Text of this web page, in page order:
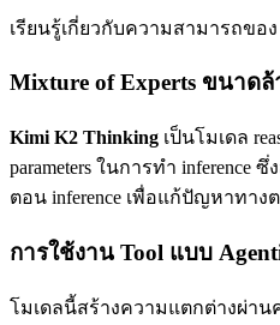
เรียนรู้เกี่ยวกับความสามารถข
Mixture of Experts ขนาดล้
Kimi K2 Thinking เป็นโมเดล
parameters ในการทำ
ตอน inference เพื่อแก้ปัญหาทา
การใช้งาน Tool แบบ
โมเดลนี้สร้างความแตกต่างผ่า